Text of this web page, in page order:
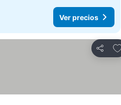
Ver precios